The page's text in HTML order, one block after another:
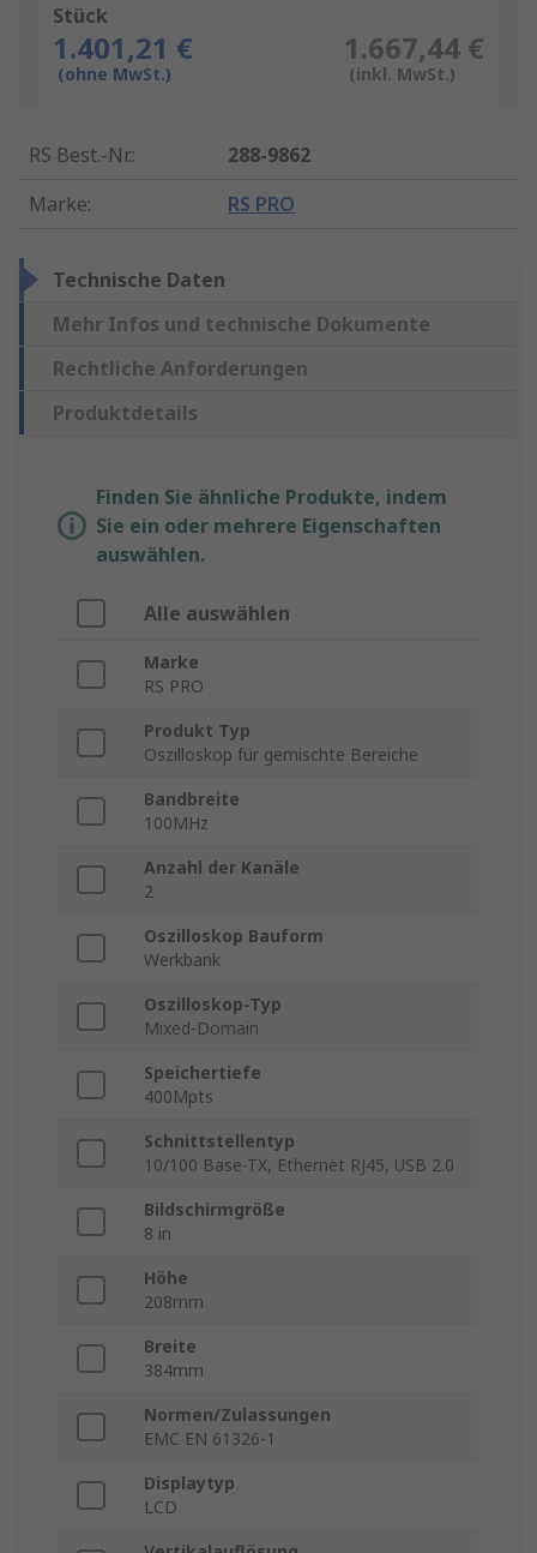
Stück
1.401,21 €
(ohne MwSt.)
1.667,44 €
(inkl. MwSt.)
RS Best.-Nr.:
288-9862
Marke: RS PRO
Technische Daten
Mehr Infos und technische Dokumente
Rechtliche Anforderungen
Produktdetails
Finden Sie ähnliche Produkte, indem
Sie ein oder mehrere Eigenschaften
auswählen.
Alle auswählen
Marke
RS PRO
Produkt Typ
Oszilloskop für gemischte Bereiche
Bandbreite
100MHz
Anzahl der Kanäle
2
Oszilloskop Bauform
Werkbank
Oszilloskop-Typ
Mixed-Domain
Speichertiefe
400Mpts
Schnittstellentyp
10/100 Base-TX, Ethernet RJ45, USB 2.0
Bildschirmgröße
8 in
Höhe
208mm
Breite
384mm
Normen/Zulassungen
EMC EN 61326-1
Displaytyp
LCD